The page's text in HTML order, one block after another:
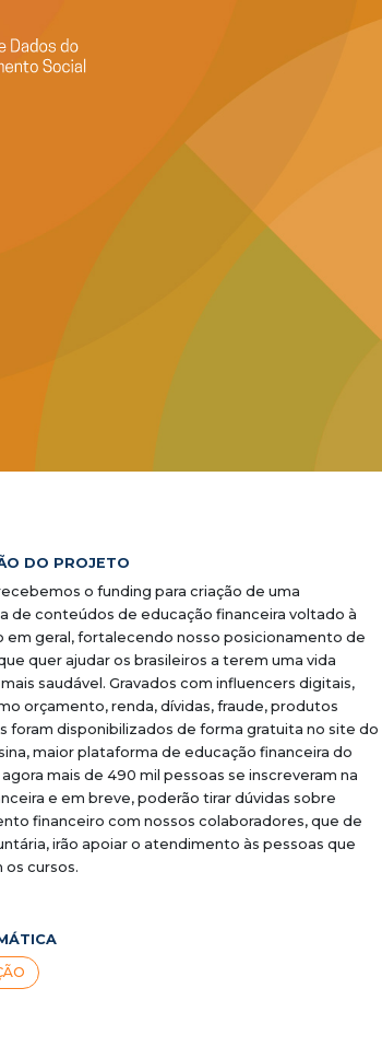
DO PROJETO
o funding para criação de uma
de conteúdos de educação financeira voltado à
em geral, fortalecendo nosso posicionamento de
quer ajudar os brasileiros a terem uma vida
saudável. Gravados com influencers digitais,
orçamento, renda, dívidas, fraude, produtos
foram disponibilizados de forma gratuita no site do
maior plataforma de educação financeira do
agora mais de 490 mil pessoas se inscreveram na
e em breve, poderão tirar dúvidas sobre
financeiro com nossos colaboradores, que de
irão apoiar o atendimento às pessoas que
os cursos.